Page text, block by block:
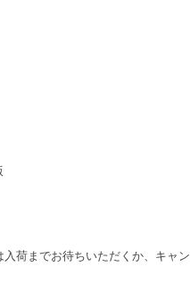
荷までお待ちいただくか、キャン